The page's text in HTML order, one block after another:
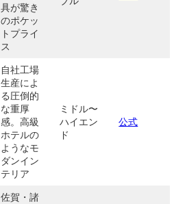
具が驚き
のポケッ
トプライ
ス
自社工場
生産によ
る圧倒的
な重厚
感。高級
ホテルの
ようなモ
ダンイン
テリア
ミドル〜
ハイエン
ド
公式
佐賀・諸